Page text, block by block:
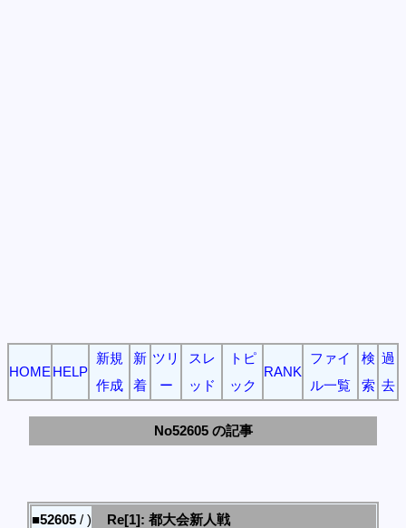
HOME HELP
新規
作成
新
着
ツリ
ー
スレ
ッド
トピ
ック
RANK
ファイ
ル一覧
検
索
過
去
No52605 の記事
■52605 / )
Re[1]: 都大会新人戦